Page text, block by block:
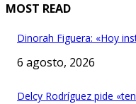
MOST READ
Dinorah Figuera: «Hoy
6 agosto, 2026
Delcy Rodríguez pide